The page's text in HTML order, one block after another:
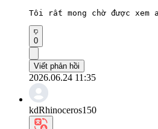
Tôi rất mong chờ được
0
Viết phản hồi
2026.06.24 11:35
kdRhinoceros150